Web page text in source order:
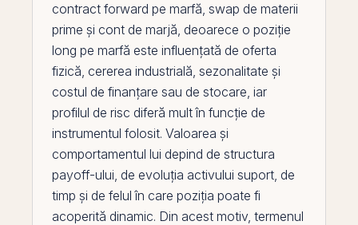
contract forward pe marfă, swap de materii
prime și cont de marjă, deoarece o poziție
long pe marfă este influențată de oferta
fizică, cererea industrială, sezonalitate și
costul de finanțare sau de stocare, iar
profilul de risc diferă mult în funcție de
instrumentul folosit. Valoarea și
comportamentul lui depind de structura
payoff-ului, de evoluția activului suport, de
timp și de felul în care poziția poate fi
acoperită dinamic. Din acest motiv, termenul